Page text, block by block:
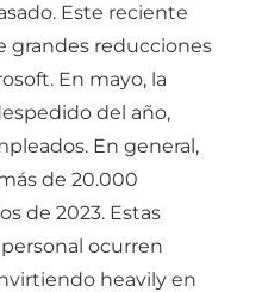
Este reciente
grandes reducciones
En mayo, la
del año,
En general,
de 20.000
de 2023. Estas
ocurren
heavily en